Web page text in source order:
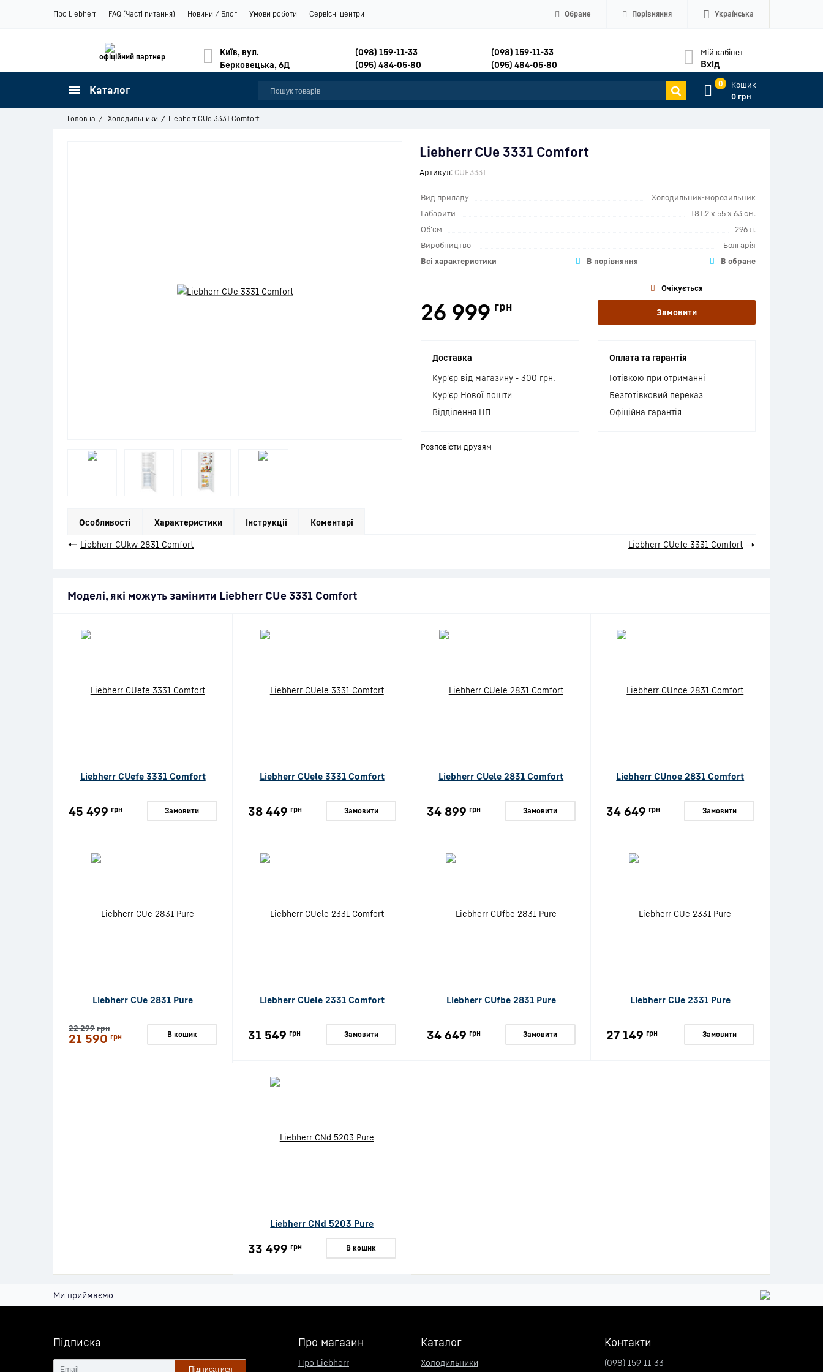
Про Liebherr FAQ (Часті питання) Новини / Блог Умови роботи Сервісні центри Обране Порівняння Українська
офіційний партнер Мій кабінет
Вхід
Київ, вул.
Берковецька, 6Д
(098) 159-11-33
(095) 484-05-80
(098) 159-11-33
(095) 484-05-80
0
Кошик
0 грн
Каталог
Головна Холодильники Liebherr CUe 3331 Comfort
Liebherr CUe 3331 Comfort
Артикул: CUE3331
Вид приладу
Холодильник-морозильник
Габарити
181.2 х 55 х 63 см.
Об'єм
296 л.
Виробництво
Болгарія
Всі характеристики
26 999 грн
Очікується
Замовити
Доставка
Кур'єр від магазину - 300 грн.
Кур'єр Нової пошти
Відділення НП
Оплата та гарантія
Готівкою при отриманні
Безготівковий переказ
Офіційна гарантія
Розповісти друзям
Особливості Характеристики Інструкції Коментарі
← Liebherr CUkw 2831 Comfort Liebherr CUefe 3331 Comfort →
Моделі, які можуть замінити Liebherr CUe 3331 Comfort
Liebherr CUefe 3331 Comfort
45 499 грн Замовити
Liebherr CUele 3331 Comfort
38 449 грн Замовити
Liebherr CUele 2831 Comfort
34 899 грн Замовити
Liebherr CUnoe 2831 Comfort
34 649 грн Замовити
Liebherr CUe 2831 Pure
22 299грн
21 590 грн В кошик
Liebherr CUele 2331 Comfort
31 549 грн Замовити
Liebherr CUfbe 2831 Pure
34 649 грн Замовити
Liebherr CUe 2331 Pure
27 149 грн Замовити
Liebherr CNd 5203 Pure
33 499 грн В кошик
Ми приймаємо
Підписка
Підписатися
Про магазин
Про Liebherr
Каталог
Холодильники
Контакти
(098) 159-11-33